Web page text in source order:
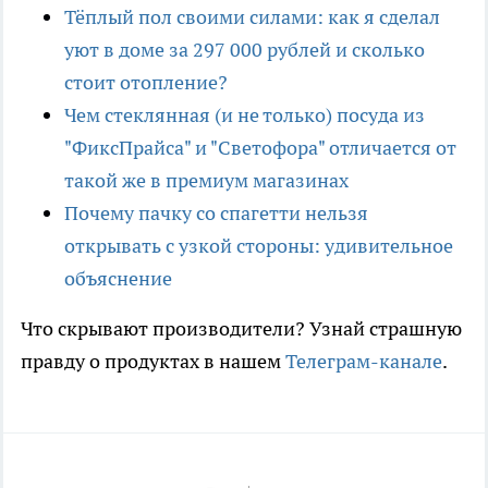
Тёплый пол своими силами: как я сделал
уют в доме за 297 000 рублей и сколько
стоит отопление?
Чем стеклянная (и не только) посуда из
"ФиксПрайса" и "Светофора" отличается от
такой же в премиум магазинах
Почему пачку со спагетти нельзя
открывать с узкой стороны: удивительное
объяснение
Что скрывают производители? Узнай страшную
правду о продуктах в нашемТелеграм-канале.